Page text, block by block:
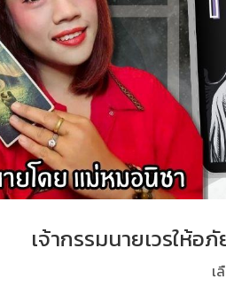
เจ้ากรรมนายเวรให้
เ